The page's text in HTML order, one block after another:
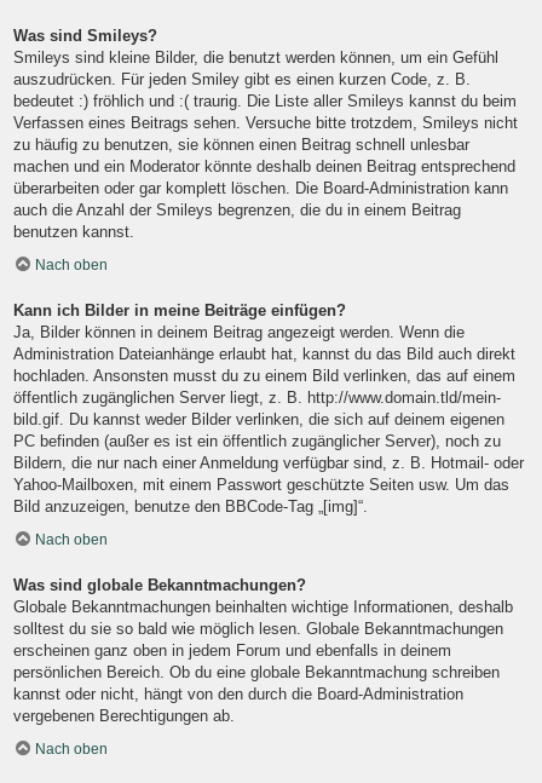
Was sind Smileys?
Smileys sind kleine Bilder, die benutzt werden können, um ein Gefühl
auszudrücken. Für jeden Smiley gibt es einen kurzen Code, z. B.
bedeutet :) fröhlich und :( traurig. Die Liste aller Smileys kannst du beim
Verfassen eines Beitrags sehen. Versuche bitte trotzdem, Smileys nicht
zu häufig zu benutzen, sie können einen Beitrag schnell unlesbar
machen und ein Moderator könnte deshalb deinen Beitrag entsprechend
überarbeiten oder gar komplett löschen. Die Board-Administration kann
auch die Anzahl der Smileys begrenzen, die du in einem Beitrag
benutzen kannst.
Nach oben
Kann ich Bilder in meine Beiträge einfügen?
Ja, Bilder können in deinem Beitrag angezeigt werden. Wenn die
Administration Dateianhänge erlaubt hat, kannst du das Bild auch direkt
hochladen. Ansonsten musst du zu einem Bild verlinken, das auf einem
öffentlich zugänglichen Server liegt, z. B. http://www.domain.tld/mein-
bild.gif. Du kannst weder Bilder verlinken, die sich auf deinem eigenen
PC befinden (außer es ist ein öffentlich zugänglicher Server), noch zu
Bildern, die nur nach einer Anmeldung verfügbar sind, z. B. Hotmail- oder
Yahoo-Mailboxen, mit einem Passwort geschützte Seiten usw. Um das
Bild anzuzeigen, benutze den BBCode-Tag „[img]“.
Nach oben
Was sind globale Bekanntmachungen?
Globale Bekanntmachungen beinhalten wichtige Informationen, deshalb
solltest du sie so bald wie möglich lesen. Globale Bekanntmachungen
erscheinen ganz oben in jedem Forum und ebenfalls in deinem
persönlichen Bereich. Ob du eine globale Bekanntmachung schreiben
kannst oder nicht, hängt von den durch die Board-Administration
vergebenen Berechtigungen ab.
Nach oben